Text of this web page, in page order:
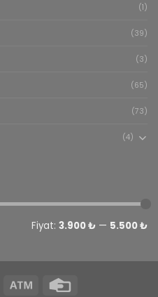
(1)
(39)
(3)
(65)
(73)
(4)
Fiyat: 3.900 ₺ — 5.500 ₺